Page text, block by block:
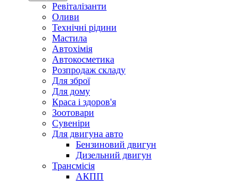
Ревіталізанти
Оливи
Технічні рідини
Мастила
Автохімія
Автокосметика
Розпродаж складу
Для зброї
Для дому
Краса і здоров'я
Зоотовари
Сувеніри
Для двигуна авто
Бензиновий двигун
Дизельний двигун
Трансмісія
АКПП